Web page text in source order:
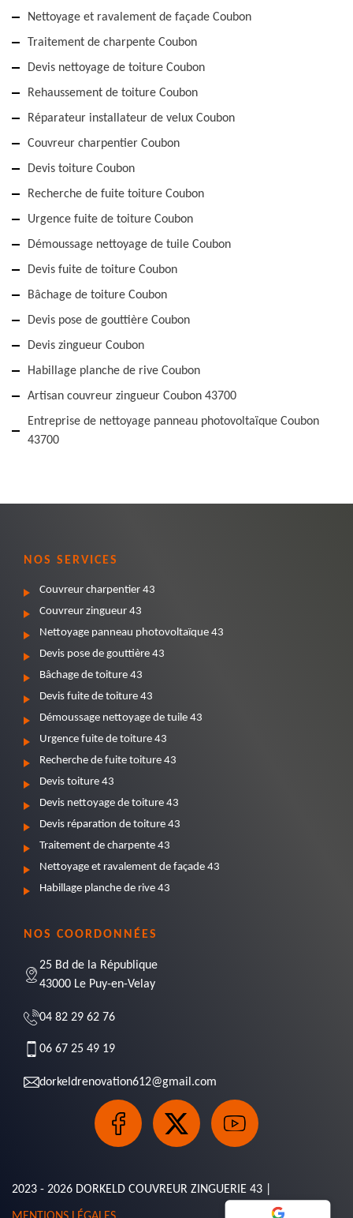
Nettoyage et ravalement de façade Coubon
Traitement de charpente Coubon
Devis nettoyage de toiture Coubon
Rehaussement de toiture Coubon
Réparateur installateur de velux Coubon
Couvreur charpentier Coubon
Devis toiture Coubon
Recherche de fuite toiture Coubon
Urgence fuite de toiture Coubon
Démoussage nettoyage de tuile Coubon
Devis fuite de toiture Coubon
Bâchage de toiture Coubon
Devis pose de gouttière Coubon
Devis zingueur Coubon
Habillage planche de rive Coubon
Artisan couvreur zingueur Coubon 43700
Entreprise de nettoyage panneau photovoltaïque Coubon
43700
NOS SERVICES
Couvreur charpentier 43
Couvreur zingueur 43
Nettoyage panneau photovoltaïque 43
Devis pose de gouttière 43
Bâchage de toiture 43
Devis fuite de toiture 43
Démoussage nettoyage de tuile 43
Urgence fuite de toiture 43
Recherche de fuite toiture 43
Devis toiture 43
Devis nettoyage de toiture 43
Devis réparation de toiture 43
Traitement de charpente 43
Nettoyage et ravalement de façade 43
Habillage planche de rive 43
NOS COORDONNÉES
25 Bd de la République
43000 Le Puy-en-Velay
04 82 29 62 76
06 67 25 49 19
dorkeldrenovation612@gmail.com
2023 - 2026 DORKELD COUVREUR ZINGUERIE 43 |